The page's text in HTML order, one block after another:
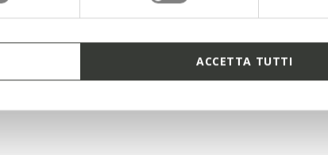
ACCETTA TUTTI
IMPERMEÁVEL
Sapatilhas impermeáveis